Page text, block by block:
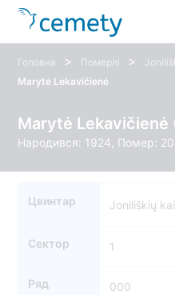
Головна > Померлі >
Marytė Lekavičienė
Marytė Lekavičienė
Народився: 1924, Помер:
Цвинтар Joniliškių
Сектор 1
Ряд 000